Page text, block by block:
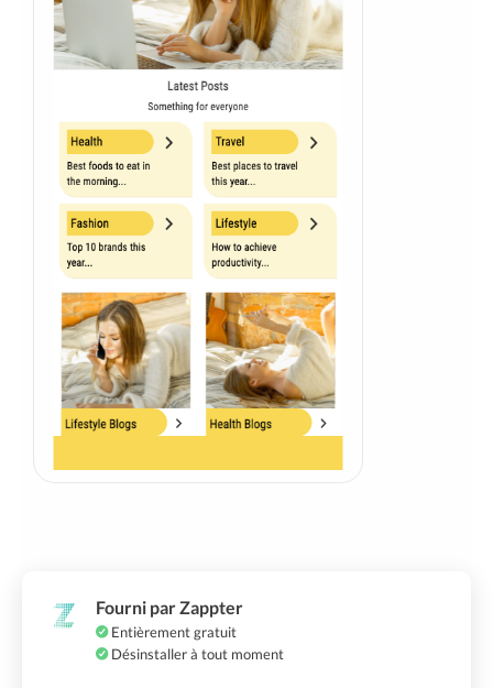
Fourni par Zappter
Entièrement gratuit
Désinstaller à tout moment